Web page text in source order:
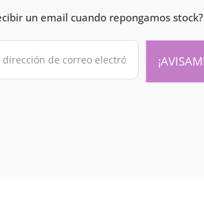
un email cuando repongamos stock?